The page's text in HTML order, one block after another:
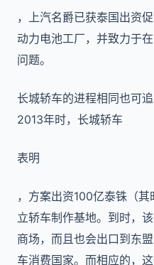
，上汽名爵已获泰国出资
动力电池工厂，并致力于
问题。
长城轿车的进程相同也可
2013年时，长城轿车
表明
，方案出资100亿泰铢（
立轿车制作基地。到时，
商场，而且也会出口到东
车消费国家。而相应的，